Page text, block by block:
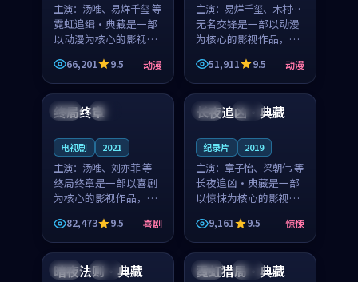
主演： 汤唯、易烊千玺 等
霓虹追缉·典藏是一部
以动漫为核心的影视作
品，围绕危机、反转与
人物成长展开，整体节
奏紧凑，值得推荐观
66,201 9.5 动漫
主演： 易烊千玺、木村拓
哉 等
无名交锋是一部以动漫
为核心的影视作品，围
绕危机、反转与人物成
长展开，整体节奏紧
凑，值得推荐观看。
51,911 9.5 动漫
美国 高分
终局终章
电视剧 2021
主演： 汤唯、刘亦菲 等
终局终章是一部以喜剧
为核心的影视作品，围
绕危机、反转与人物成
长展开，整体节奏紧
凑，值得推荐观看。
82,473 9.5 喜剧
中国 高分
长夜追凶·典藏
纪录片 2019
主演： 章子怡、梁朝伟 等
长夜追凶·典藏是一部
以惊悚为核心的影视作
品，围绕危机、反转与
人物成长展开，整体节
奏紧凑，值得推荐观
看。
9,161 9.5 惊悚
韩国 高分
暗夜法则·典藏 英国 院线
霓虹猎局·典藏